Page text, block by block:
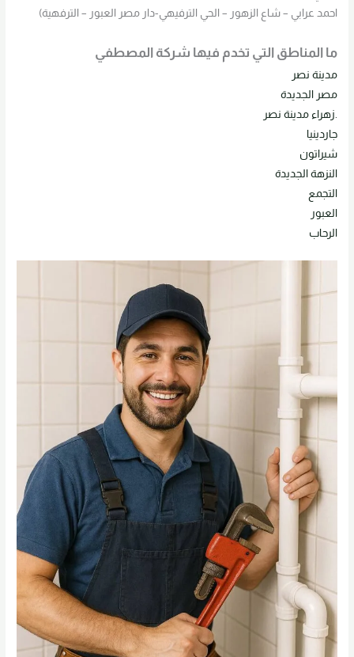
احمد عرابي – شاع الزهور – الحي الترفيهي-دار مصر العبور – الترفهية)
ما المناطق التي تخدم فيها شركة المصطفي
مدينة نصر
مصر الجديدة
.زهراء مدينة نصر
جاردينيا
شيراتون
النزهة الجديدة
التجمع
العبور
الرحاب